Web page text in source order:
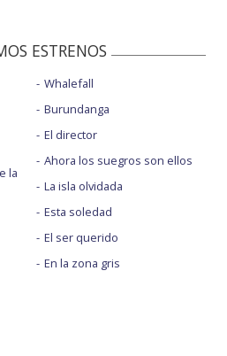
ESTRENOS
la
Whalefall
Burundanga
El director
Ahora los suegros son ellos
La isla olvidada
Esta soledad
El ser querido
En la zona gris